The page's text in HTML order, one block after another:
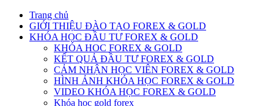
Trang chủ
GIỚI THIỆU ĐÀO TẠO FOREX & GOLD
KHÓA HỌC ĐẦU TƯ FOREX & GOLD
KHÓA HOC FOREX & GOLD
KẾT QUẢ ĐẦU TƯ FOREX & GOLD
CẢM NHẬN HỌC VIÊN FOREX & GOLD
HÌNH ẢNH KHÓA HỌC FOREX & GOLD
VIDEO KHÓA HỌC FOREX & GOLD
Khóa học gold forex